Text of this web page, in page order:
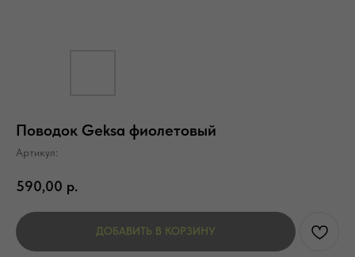
Поводок Geksa фиолетовый
Артикул:
590,00 р.
ДОБАВИТЬ В КОРЗИНУ